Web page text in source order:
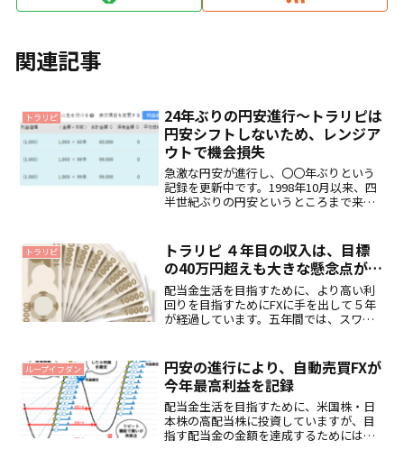
関連記事
トラリピ
24年ぶりの円安進行～トラリピは
円安シフトしないため、レンジア
ウトで機会損失
急激な円安が進行し、〇〇年ぶりという
記録を更新中です。1998年10月以来、四
半世紀ぶりの円安というところまで来て
だと利回りが目標に足りないため、リス
クを承知の上、自動...
トラリピ
トラリピ ４年目の収入は、目標
の40万円超えも大きな懸念点が…
配当金生活を目指すために、より高い利
回りを目指すためにFXに手を出して５年
が経過しています。五年間では、スワッ
大きな失敗を犯しました。五年間に渡る
FXで順調に稼ぎ続けて...
ループイフダン
円安の進行により、自動売買FXが
今年最高利益を記録
配当金生活を目指すために、米国株・日
本株の高配当株に投資していますが、目
指す配当金の金額を達成するためには、